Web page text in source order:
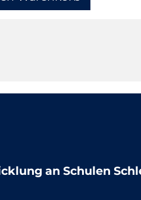
an Schulen